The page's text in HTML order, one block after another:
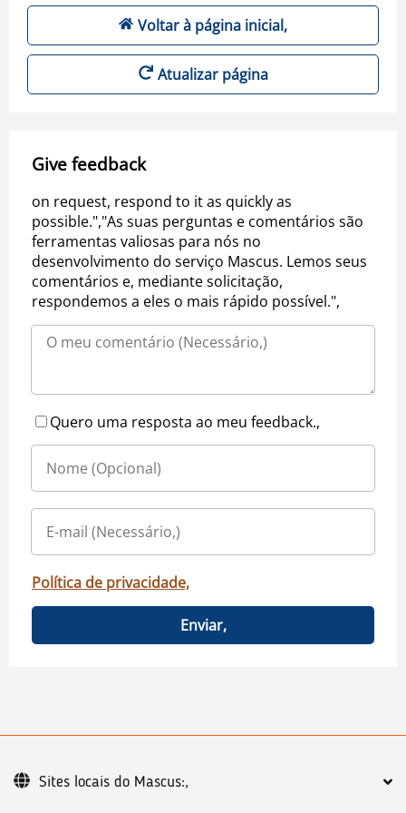
Voltar à página inicial,
Atualizar página
Give feedback
on request, respond to it as quickly as
possible.","As suas perguntas e comentários são
ferramentas valiosas para nós no
desenvolvimento do serviço Mascus. Lemos seus
comentários e, mediante solicitação,
respondemos a eles o mais rápido possível.",
Quero uma resposta ao meu feedback.,
Política de privacidade,
Enviar,
Sites locais do Mascus:,